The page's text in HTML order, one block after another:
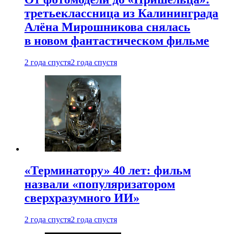
третьеклассница из Калининграда
Алёна Мирошникова снялась
в новом фантастическом фильме
2 года спустя2 года спустя
«Терминатору» 40 лет: фильм
назвали «популяризатором
сверхразумного ИИ»
2 года спустя2 года спустя